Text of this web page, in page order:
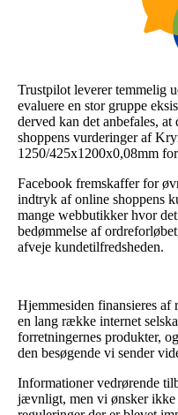
Trustpilot leverer temmelig
evaluere en stor gruppe
derved kan det anbefales,
shoppens vurderinger af
1250/425x1200x0,08mm
Facebook fremskaffer for
indtryk af online shoppens
mange webbutikker hvor
bedømmelse af
afveje kundetilfredsheden.
Hjemmesiden finansieres af
en lang række internet
forretningernes produkter,
den besøgende vi sender
Informationer vedrørende
jævnligt, men vi ønsker